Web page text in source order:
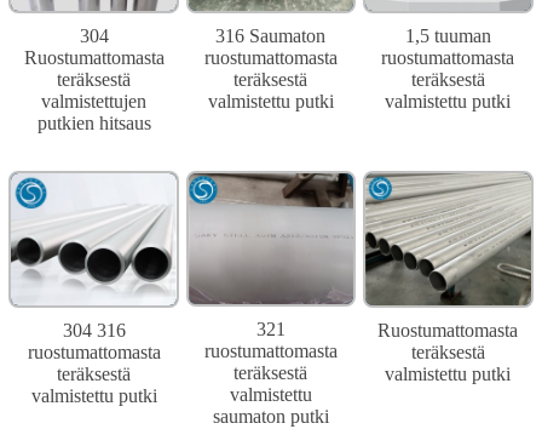
304
Ruostumattomasta
teräksestä
valmistettujen
putkien hitsaus
316 Saumaton
ruostumattomasta
teräksestä
valmistettu putki
1,5 tuuman
ruostumattomasta
teräksestä
valmistettu putki
304 316
ruostumattomasta
teräksestä
valmistettu putki
321
ruostumattomasta
teräksestä
valmistettu
saumaton putki
Ruostumattomasta
teräksestä
valmistettu putki